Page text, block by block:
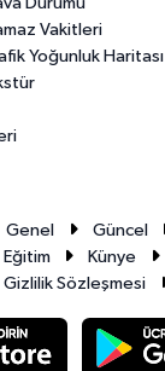
Vakitleri
Yoğunluk Haritası
Genel Güncel
Eğitim Künye
Gizlilik Sözleşmesi